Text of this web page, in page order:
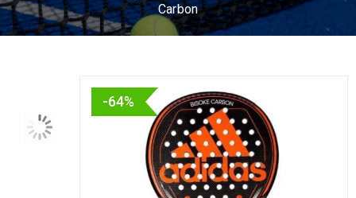
Carbon
-64%